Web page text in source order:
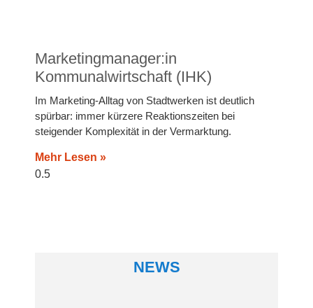
Marketingmanager:in
Kommunalwirtschaft (IHK)
Im Marketing-Alltag von Stadtwerken ist deutlich
spürbar: immer kürzere Reaktionszeiten bei
steigender Komplexität in der Vermarktung.
Mehr Lesen »
NEWS